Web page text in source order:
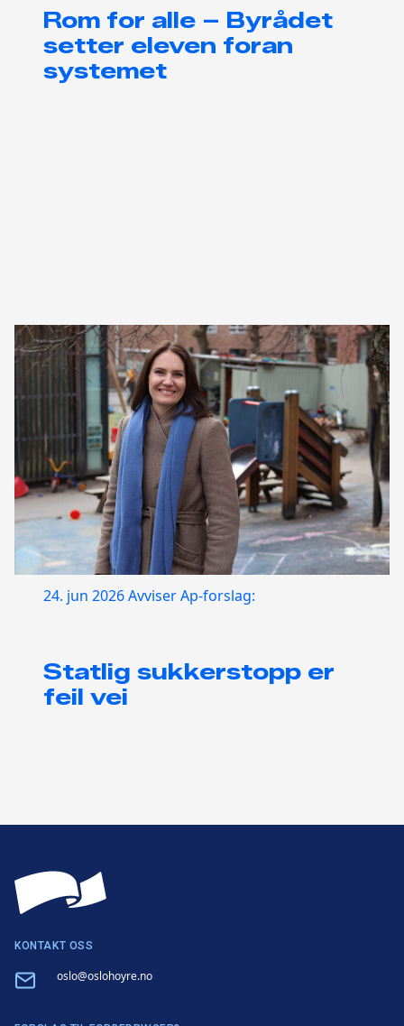
Rom for alle – Byrådet
setter eleven foran
systemet
24. jun 2026Avviser Ap-forslag:
Statlig sukkerstopp er
feil vei
KONTAKT OSS
Email oslo@oslohoyre.no